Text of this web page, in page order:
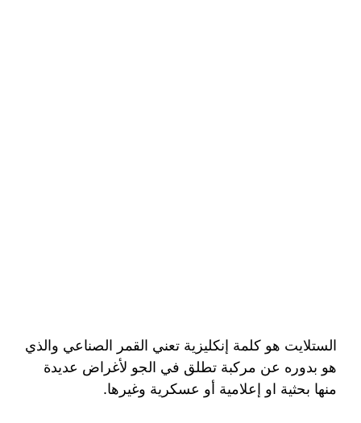
الستلايت هو كلمة إنكليزية تعني القمر الصناعي والذي
هو بدوره عن مركبة تطلق في الجو لأغراض عديدة
منها بحثية او إعلامية أو عسكرية وغيرها.